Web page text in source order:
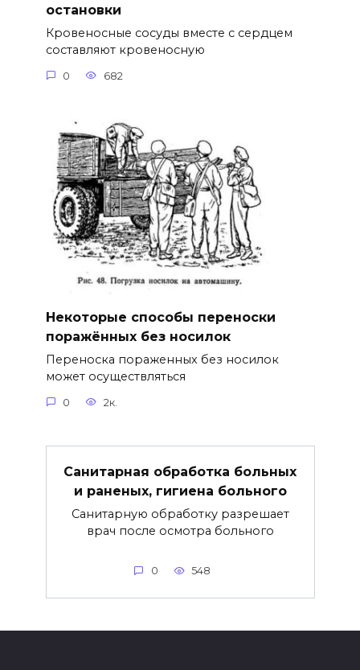
остановки
Кровеносные сосуды вместе с сердцем
составляют кровеносную
0 682
Некоторые способы переноски
поражённых без носилок
Переноска пораженных без носилок
может осуществляться
0 2к.
Санитарная обработка больных
и раненых, гигиена больного
Санитарную обработку разрешает
врач после осмотра больного
0 548